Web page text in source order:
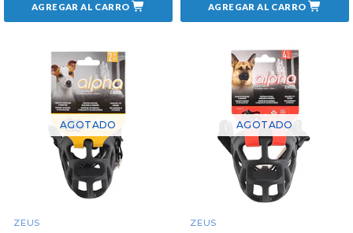
AGREGAR AL CARRO AGREGAR AL CARRO
AGOTADO
ZEUS
AGOTADO
ZEUS